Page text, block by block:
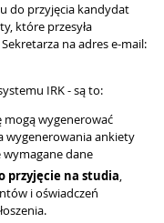
do przyjęcia kandydat
które przesyła
na adres e-mail:
IRK - są to:
mogą wygenerować
wygenerowania ankiety
wymagane dane
przyjęcie na studia,
i oświadczeń